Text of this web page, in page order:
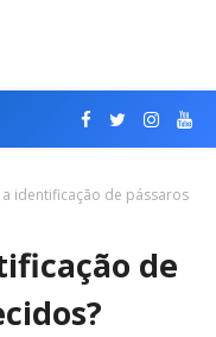
identificação de pássaros
de